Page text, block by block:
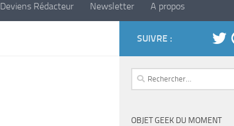
Deviens Rédacteur Newsletter A propos
SUIVRE :
Rechercher :
OBJET GEEK DU MOMENT